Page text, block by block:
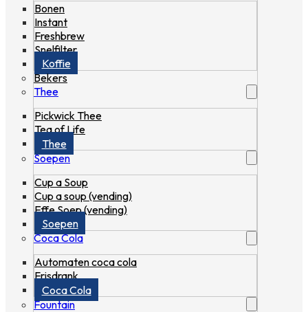
Bonen
Instant
Freshbrew
Snelfilter
Koffie
Bekers
Thee
Pickwick Thee
Tea of Life
Thee
Soepen
Cup a Soup
Cup a soup (vending)
Effe Soep (vending)
Soepen
Coca Cola
Automaten coca cola
Frisdrank
Coca Cola
Fountain